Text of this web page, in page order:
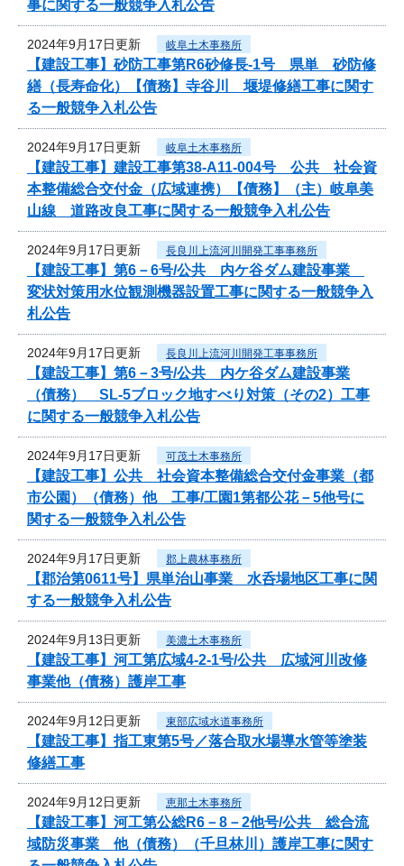
事に関する一般競争入札公告
2024年9月17日更新 岐阜土木事務所
【建設工事】砂防工事第R6砂修長-1号 県単 砂防修
繕（長寿命化）【債務】寺谷川 堰堤修繕工事に関す
る一般競争入札公告
2024年9月17日更新 岐阜土木事務所
【建設工事】建設工事第38-A11-004号 公共 社会資
本整備総合交付金（広域連携）【債務】（主）岐阜美
山線 道路改良工事に関する一般競争入札公告
2024年9月17日更新 長良川上流河川開発工事事務所
【建設工事】第6－6号/公共 内ケ谷ダム建設事業
変状対策用水位観測機器設置工事に関する一般競争入
札公告
2024年9月17日更新 長良川上流河川開発工事事務所
【建設工事】第6－3号/公共 内ケ谷ダム建設事業
（債務） SL-5ブロック地すべり対策（その2）工事
に関する一般競争入札公告
2024年9月17日更新 可茂土木事務所
【建設工事】公共 社会資本整備総合交付金事業（都
市公園）（債務）他 工事/工園1第都公花－5他号に
関する一般競争入札公告
2024年9月17日更新 郡上農林事務所
【郡治第0611号】県単治山事業 水呑場地区工事に関
する一般競争入札公告
2024年9月13日更新 美濃土木事務所
【建設工事】河工第広域4-2-1号/公共 広域河川改修
事業他（債務）護岸工事
2024年9月12日更新 東部広域水道事務所
【建設工事】指工東第5号／落合取水場導水管等塗装
修繕工事
2024年9月12日更新 恵那土木事務所
【建設工事】河工第公総R6－8－2他号/公共 総合流
域防災事業 他（債務）（千旦林川）護岸工事に関す